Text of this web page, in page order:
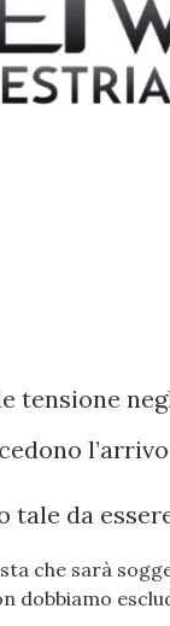
tensione
da
che sarà
dobbiamo